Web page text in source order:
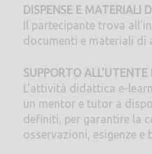
DISPENSE E MATERIALI
Il partecipante trova
documenti e materiali di
SUPPORTO ALL'UTENTE
L'attività didattica e-
un mentor e tutor a
definiti, per garantire la
osservazioni, esigenze e